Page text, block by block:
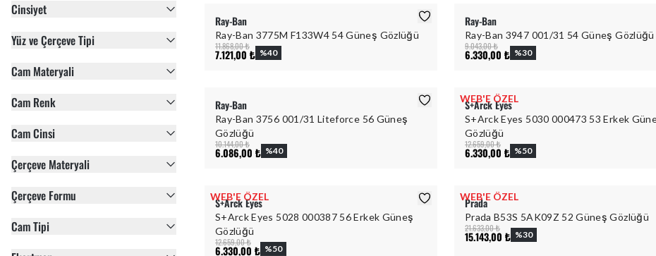
Cinsiyet
Yüz ve Çerçeve Tipi
Cam Materyali
Cam Renk
Cam Cinsi
Çerçeve Materyali
Çerçeve Formu
Cam Tipi
Ray-Ban
Ray-Ban 3775M F133W4 54 Güneş Gözlüğü
11.868,00 ₺
7.121,00 ₺ %40
Ray-Ban
Ray-Ban 3947 001/31 54 Güneş Gözlüğü
9.043,00 ₺
6.330,00 ₺ %30
Ray-Ban
Ray-Ban 3756 001/31 Liteforce 56 Güneş
Gözlüğü
10.144,00 ₺
6.086,00 ₺ %40
WEB'E ÖZEL
S+Arck Eyes
S+Arck Eyes 5030 000473 53 Erkek
Gözlüğü
12.659,00 ₺
6.330,00 ₺ %50
WEB'E ÖZEL
S+Arck Eyes
S+Arck Eyes 5028 000387 56 Erkek Güneş
Gözlüğü
12.659,00 ₺
6.330,00 ₺ %50
WEB'E ÖZEL
Prada
Prada B53S 5AK09Z 52 Güneş Gözlüğü
21.633,00 ₺
15.143,00 ₺ %30